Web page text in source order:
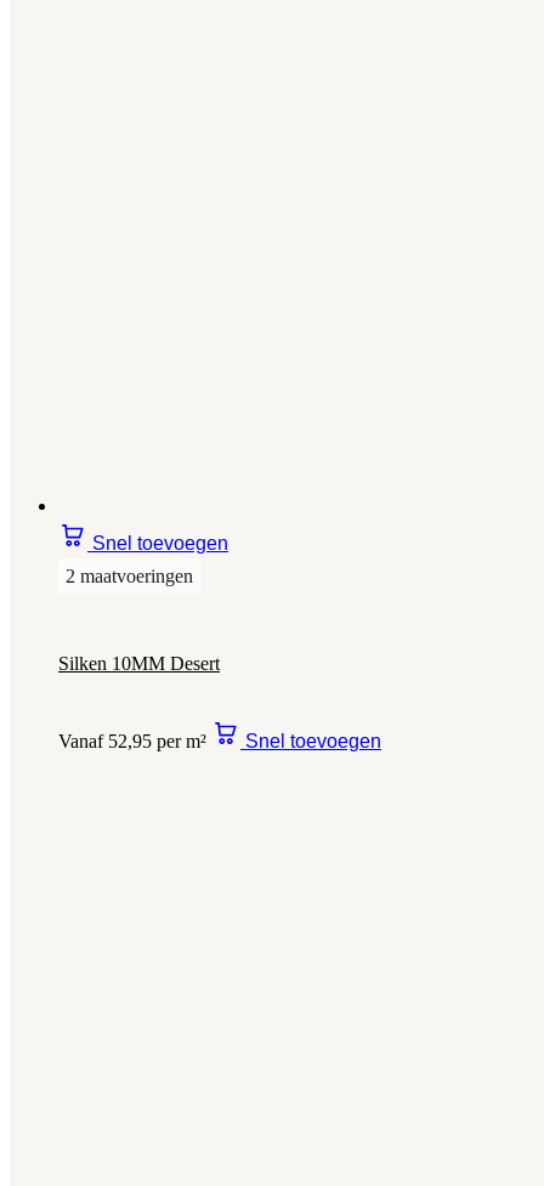
Snel toevoegen
2 maatvoeringen
Silken 10MM Desert
Vanaf 52,95 per m² Snel toevoegen